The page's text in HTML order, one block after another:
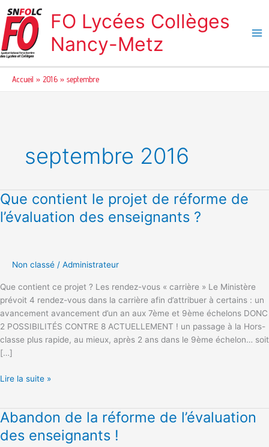
au
contenu
FO Lycées Collèges
Nancy-Metz
Accueil 2016 septembre
septembre 2016
Que contient le projet de réforme de
l’évaluation des enseignants ?
Non classé / Administrateur
Que contient ce projet ? Les rendez-vous « carrière » Le Ministère
prévoit 4 rendez-vous dans la carrière afin d’attribuer à certains : un
avancement avancement d’un an aux 7ème et 9ème échelons DONC
2 POSSIBILITÉS CONTRE 8 ACTUELLEMENT ! un passage à la Hors-
classe plus rapide, au mieux, après 2 ans dans le 9ème échelon… soit
[…]
Que
contient
le
réforme
l’évaluation
des
enseignants
?
Lire la suite »
Abandon de la réforme de l’évaluation
des enseignants !
Abandon
de
la